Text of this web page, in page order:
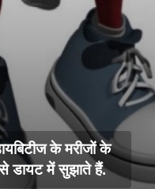
के मरीजों के
डायट में सुझाते हैं.